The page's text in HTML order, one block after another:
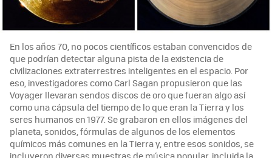
En los años 70, no pocos científicos estaban convencidos de
que podrían detectar alguna pista de la existencia de
civilizaciones extraterrestres inteligentes en el espacio. Por
eso, investigadores como Carl Sagan propusieron que las
Voyager llevaran sendos discos de oro que fueran algo así
como una cápsula del tiempo de lo que eran la Tierra y los
seres humanos en 1977. Se grabaron en ellos imágenes del
planeta, sonidos, fórmulas de algunos de los elementos
químicos más comunes en la Tierra y, entre esos sonidos, se